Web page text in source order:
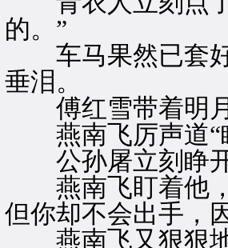
的。”
车马果然已套好
垂泪。
傅红雪带着明月
燕南飞厉声道“
公孙屠立刻睁开
燕南飞盯着他，
但你却不会出手，
燕南飞又狠狠地